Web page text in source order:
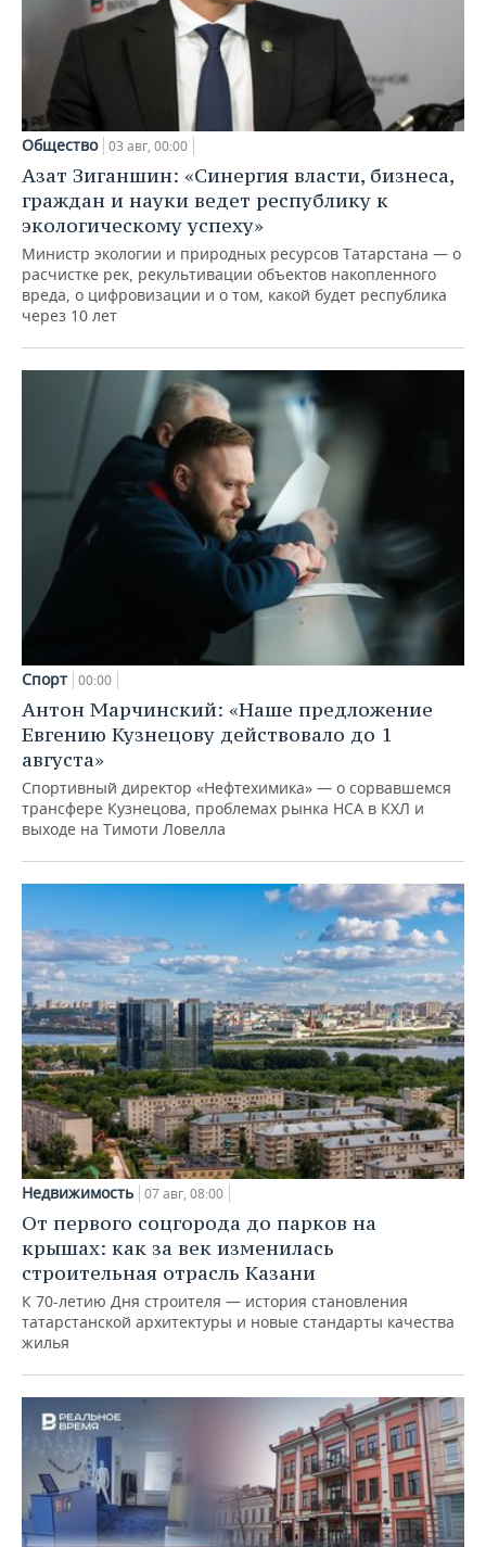
Общество 03 авг, 00:00
Азат Зиганшин: «Синергия власти, бизнеса,
граждан и науки ведет республику к
экологическому успеху»
Министр экологии и природных ресурсов Татарстана — о
расчистке рек, рекультивации объектов накопленного
вреда, о цифровизации и о том, какой будет республика
через 10 лет
Спорт 00:00
Антон Марчинский: «Наше предложение
Евгению Кузнецову действовало до 1
августа»
Спортивный директор «Нефтехимика» — о сорвавшемся
трансфере Кузнецова, проблемах рынка НСА в КХЛ и
выходе на Тимоти Ловелла
Недвижимость 07 авг, 08:00
От первого соцгорода до парков на
крышах: как за век изменилась
строительная отрасль Казани
К 70-летию Дня строителя — история становления
татарстанской архитектуры и новые стандарты качества
жилья